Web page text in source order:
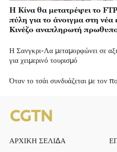
Η Κίνα θα μετατρέψει το
πύλη για το άνοιγμα στη
Κινέζο αναπληρωτή
Η Σανγκρι-Λα μεταμορφώνει σε
για χειμερινό τουρισμό
Όταν το τσάι συνδυάζεται με τον
ΑΡΧΙΚΗ ΣΕΛΙΔΑ